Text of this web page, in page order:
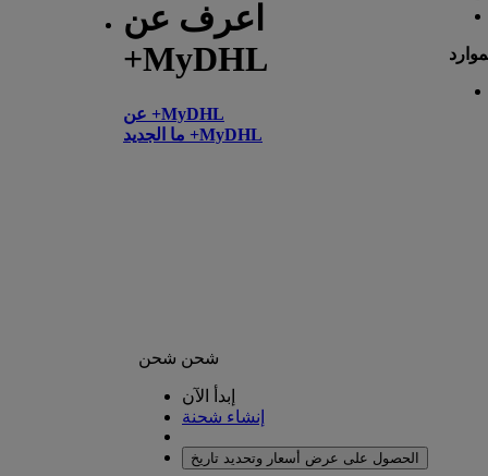
اعرف عن
+MyDHL
عن +MyDHL
ما الجديد +MyDHL
شحن شحن
إبدأ الآن
إنشاء شحنة
الحصول على عرض أسعار وتحديد تاريخ